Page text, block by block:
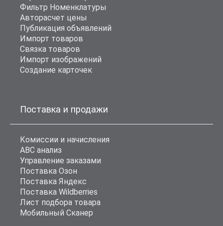
Фильтр Номенклатуры
Авторасчет цены
Публикация объявлений
Импорт товаров
Связка товаров
Импорт изображений
Создание карточек
Поставка и продажи
Комиссии и начисления
ABC анализ
Управление заказами
Поставка Озон
Поставка Яндекс
Поставка Wildberries
Лист подбора товара
Мобильный Сканер